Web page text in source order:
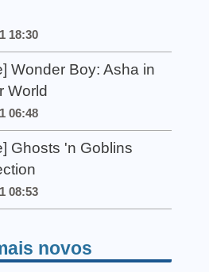
18:30
Wonder Boy: Asha in
World
06:48
Ghosts 'n Goblins
08:53
novos